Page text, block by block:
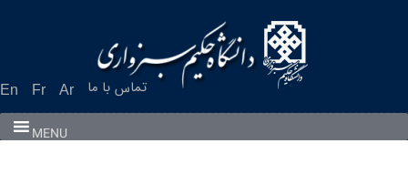
En Fr Ar تماس با ما
MENU